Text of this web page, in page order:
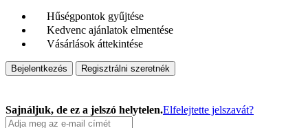
Hűségpontok gyűjtése
Kedvenc ajánlatok elmentése
Vásárlások áttekintése
Bejelentkezés Regisztrálni szeretnék
Sajnáljuk, de ez a jelszó helytelen.Elfelejtette jelszavát?